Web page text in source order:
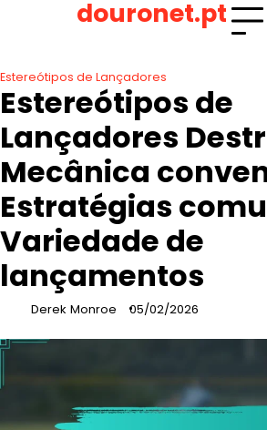
douronet.pt
Estereótipos de Lançadores
Estereótipos de
Lançadores
Mecânica
Estratégias
Variedade de
lançamentos
Derek Monroe 05/02/2026